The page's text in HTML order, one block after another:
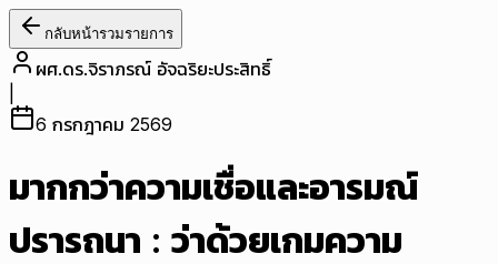
กลับหน้ารวมรายการ
ผศ.ดร.จิราภรณ์ อัจฉริยะประสิทธิ์
6 กรกฎาคม 2569
มากกว่าความเชื่อและอารมณ์
ปรารถนา : ว่าด้วยเกมความ